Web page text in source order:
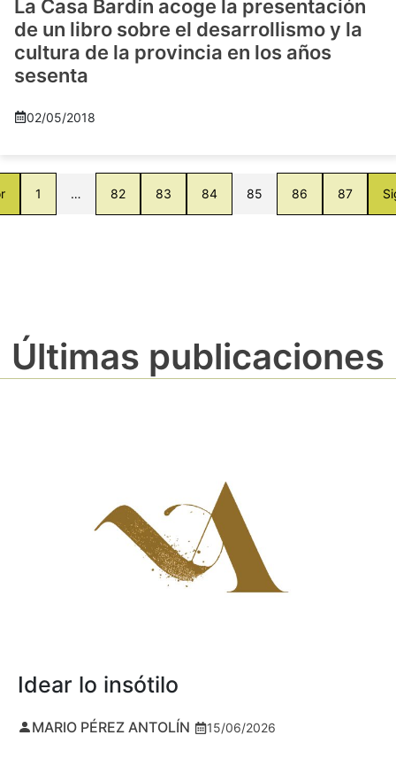
La Casa Bardín acoge la presentación
de un libro sobre el desarrollismo y la
cultura de la provincia en los años
sesenta
02/05/2018
1 … 82 83 84 85 86 87
Últimas publicaciones
Idear lo insótilo
MARIO PÉREZ ANTOLÍN 15/06/2026